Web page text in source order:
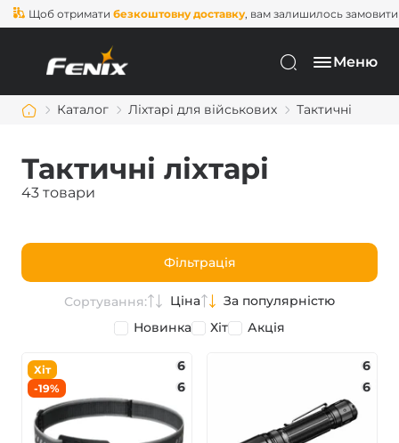
отриматибезкоштовну доставку, вам залишилось замовити ще на
Меню
Каталог Ліхтарі для військових Тактичні
Тактичні ліхтарі
43 товари
Фільтрація
Сортування: Ціна
За популярністю
Новинка
Хіт Акція
Хіт
-19%
6
6
6
6